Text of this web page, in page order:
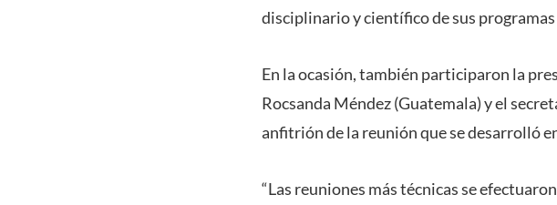
disciplinario y científico de sus
En la ocasión, también participaron la
Rocsanda Méndez (Guatemala) y el
anfitrión de la reunión que se desarrolló
“Las reuniones más técnicas se